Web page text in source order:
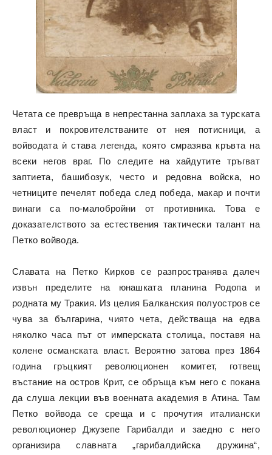
Четата се превръща в непрестанна заплаха за турската
власт и покровителстваните от нея потисници, а
войводата ѝ става легенда, която смразява кръвта на
всеки негов враг. По следите на хайдутите тръгват
заптиета, башибозук, често и редовна войска, но
четниците печелят победа след победа, макар и почти
винаги са по-малобройни от противника. Това е
доказателството за естествения тактически талант на
Петко войвода.
Славата на Петко Кирков се разпространява далеч
извън пределите на юнашката планина Родопа и
родната му Тракия. Из целия Балканския полуостров се
чува за българина, чиято чета, действаща на едва
няколко часа път от имперската столица, поставя на
колене османската власт. Вероятно затова през 1864
година гръцкият революционен комитет, готвещ
въстание на остров Крит, се обръща към него с покана
да слуша лекции във военната академия в Атина. Там
Петко войвода се среща и с прочутия италиански
революционер Джузепе Гарибалди и заедно с него
организира славната „гарибалдийска дружина“,